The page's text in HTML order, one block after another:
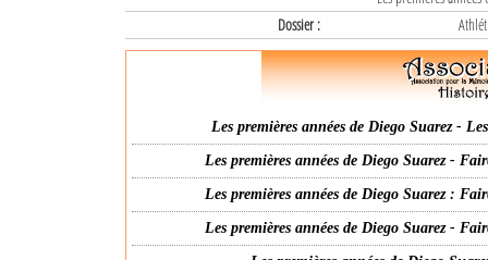
Dossier :
Les premières années de Diego Suarez -
Les premières années de Diego Suarez -
Les premières années de Diego Suarez :
Les premières années de Diego Suarez -